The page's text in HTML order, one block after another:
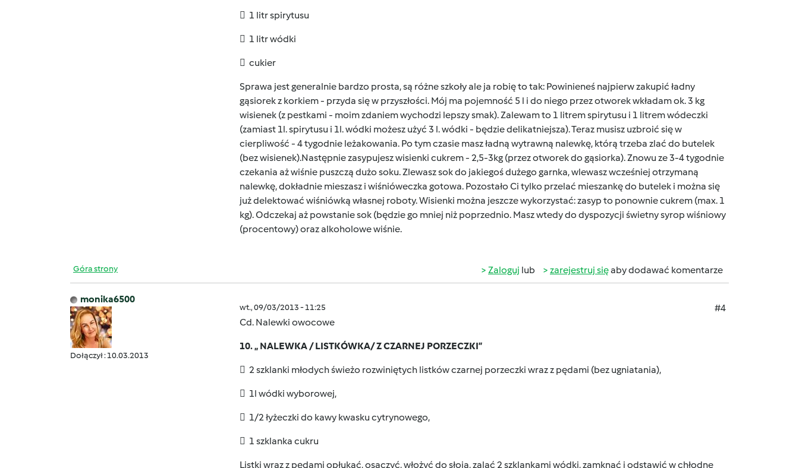
 1 litr spirytusu
 1 litr wódki
 cukier
Sprawa jest generalnie bardzo prosta, są różne szkoły ale ja robię to tak: Powinieneś najpierw zakupić ładny
gąsiorek z korkiem - przyda się w przyszłości. Mój ma pojemność 5 l i do niego przez otworek wkładam ok. 3 kg
wisienek (z pestkami - moim zdaniem wychodzi lepszy smak). Zalewam to 1 litrem spirytusu i 1 litrem wódeczki
(zamiast 1l. spirytusu i 1l. wódki możesz użyć 3 l. wódki - będzie delikatniejsza). Teraz musisz uzbroić się w
cierpliwość - 4 tygodnie leżakowania. Po tym czasie masz ładną wytrawną nalewkę, którą trzeba zlać do butelek
(bez wisienek).Następnie zasypujesz wisienki cukrem - 2,5-3kg (przez otworek do gąsiorka). Znowu ze 3-4 tygodnie
czekania aż wiśnie puszczą dużo soku. Zlewasz sok do jakiegoś dużego garnka, wlewasz wcześniej otrzymaną
nalewkę, dokładnie mieszasz i wiśnióweczka gotowa. Pozostało Ci tylko przelać mieszankę do butelek i można się
już delektować wiśniówką własnej roboty. Wisienki można jeszcze wykorzystać: zasyp to ponownie cukrem (max. 1
kg). Odczekaj aż powstanie sok (będzie go mniej niż poprzednio. Masz wtedy do dyspozycji świetny syrop wiśniowy
(procentowy) oraz alkoholowe wiśnie.
Góra strony Zaloguj lub zarejestruj sięaby dodawać komentarze
monika6500
Dołączył : 10.03.2013
wt., 09/03/2013 - 11:25
#4
Cd. Nalewki owocowe
10. „ NALEWKA / LISTKÓWKA/ Z CZARNEJ PORZECZKI”
 2 szklanki młodych świeżo rozwiniętych listków czarnej porzeczki wraz z pędami (bez ugniatania),
 1l wódki wyborowej,
 1/2 łyżeczki do kawy kwasku cytrynowego,
 1 szklanka cukru
Listki wraz z pędami opłukać, osączyć, włożyć do słoja, zalać 2 szklankami wódki, zamknąć i odstawić w chłodne